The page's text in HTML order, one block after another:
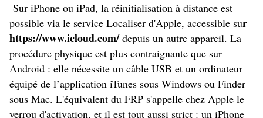
Sur iPhone ou iPad, la réinitialisation à distance est
possible via le service Localiser d'Apple, accessible sur
https://www.icloud.com/ depuis un autre appareil. La
procédure physique est plus contraignante que sur
Android : elle nécessite un câble USB et un ordinateur
équipé de l’application iTunes sous Windows ou Finder
sous Mac. L'équivalent du FRP s'appelle chez Apple le
verrou d'activation, et il est tout aussi strict : un iPhone